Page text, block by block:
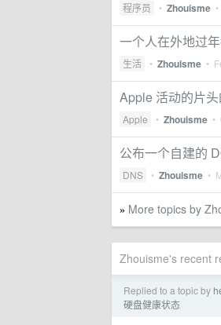
程序员 • Zhouisme •
一个人在外地过
生活 • Zhouisme •
Apple 活动的片
Apple • Zhouisme •
公布一个自建的
DNS • Zhouisme •
» More topics by
Zhouisme's recent
Replied to a topic by
硬盘健康状态